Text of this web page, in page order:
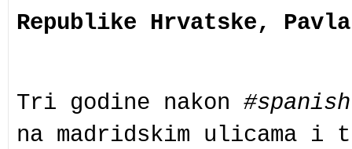
Republike Hrvatske,
Tri godine nakon
na madridskim ulicama i